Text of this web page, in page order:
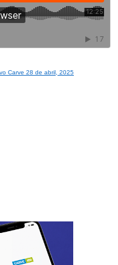
Carve 28 de abril, 2025